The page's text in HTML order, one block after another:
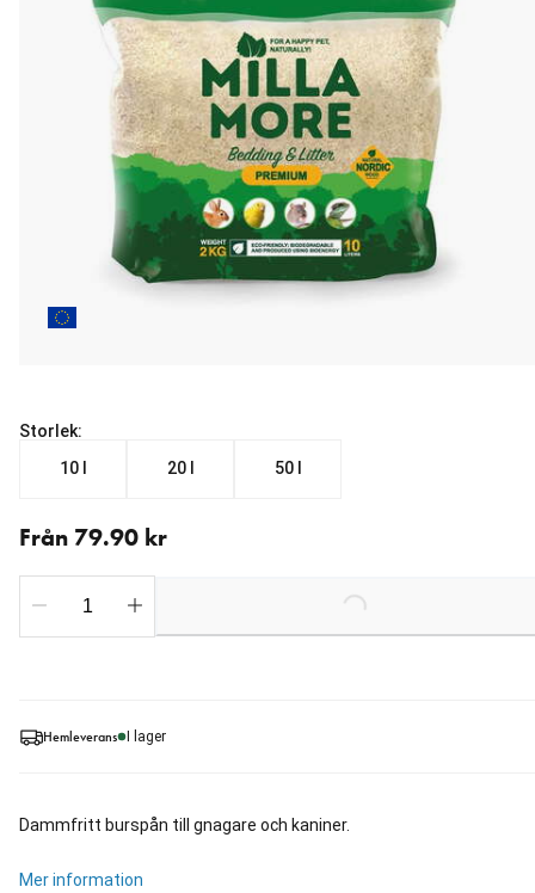
Hemleverans I lager
Dammfritt burspån till gnagare och kaniner.
Mer information
Storlek:
10 l
20 l 50 l
Från 79.90 kr
Loading...